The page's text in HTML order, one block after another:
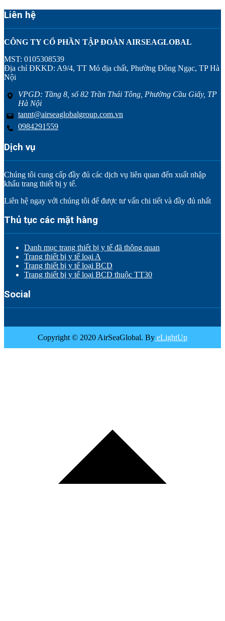
Liên hệ
CÔNG TY CỔ PHẦN TẬP ĐOÀN AIRSEAGLOBAL
MST: 0105308539
Địa chỉ ĐKKD: A9/4, TT Mỏ địa chất, Phường Đông Ngạc, TP Hà
Nội
VPGD: Tầng 8, số 82 Trần Thái Tông, Phường Cầu Giấy, TP
Hà Nội
tannt@airseaglobalgroup.com.vn
0984291559
Dịch vụ
Chúng tôi cung cấp đầy đủ các dịch vụ liên quan đến xuất nhập
khẩu trang thiết bị y tế.
Liên hệ ngay với chúng tôi để được tư vấn chi tiết và đầy đủ nhất
Thủ tục các mặt hàng
Danh mục trang thiết bị y tế đã thông quan
Trang thiết bị y tế loại A
Trang thiết bị y tế loại BCD
Trang thiết bị y tế loại BCD thuộc TT30
Social
Copyright © 2020 AirSeaGlobal. By eLightUp